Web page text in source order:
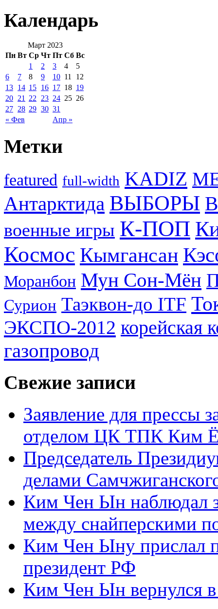
Календарь
Март 2023
Пн Вт Ср Чт Пт Сб Вс
« Фев Апр »
1 2 3 4
5
6
7 8 9 10 11
12
13 14 15 16 17 18 19
20 21 22 23 24 25 26
27 28 29 30 31
Метки
featured full-width KADIZ
Антарктида ВЫБОРЫ
военные игры К-ПОП
Космос Кымгансан
Моранбон Мун Сон-Мён
Сурион Таэквон-до ITF
ЭКСПО-2012 корейская
газопровод
Свежие записи
Заявление для прессы
отделом ЦК ТПК Ким
Председатель
делами
Ким Чен Ын наблюдал
между снайперскими
Ким Чен Ыну прислал
президент РФ
Ким Чен Ын вернулся